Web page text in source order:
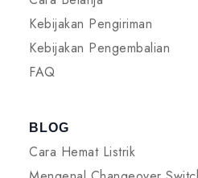
Kebijakan Pengiriman
Kebijakan Pengembalian
FAQ
BLOG
Cara Hemat Listrik